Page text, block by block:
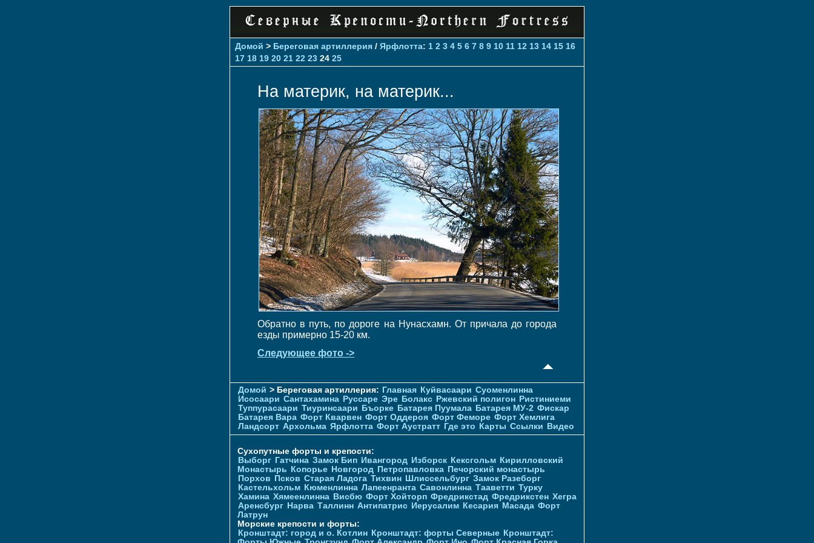
Домой > Береговая артиллерия / Ярфлотта: 1 2 3 4 5 6 7 8 9 10 11 12 13 14 15 16
17 18 19 20 21 22 23 24 25
На материк, на материк...
Обратно в путь, по дороге на Нунасхамн. От причала до города
езды примерно 15-20 км.
Следующее фото ->
Домой > Береговая артиллерия: Главная Куйвасаари Суоменлиннa
Исосаари Сантахамина Руссаре Эре Болакс Ржевский полигон Ристиниеми
Туппурасаари Тиуринсаари Бъорке Батарея Пуумала Батарея МУ-2 Фискар
Батарея Вара Форт Кварвен Форт Оддероя Форт Феморе Форт Хемлига
Ландсорт Архольма Ярфлотта Форт Аустратт Где это Карты Ссылки Видео
Сухопутные форты и крепости:
Выборг Гатчина Замок Бип Ивангород Изборск Кексгольм Кирилловский
Монастырь
Копорье Новгород Петропавловка Печорcкий монастырь
Порхов
Псков Старая Ладога Тихвин Шлиссельбург Замок Разеборг
Кастельхольм Кюменлинна Лапеенранта Савонлинна Тааветти Турку
Хамина Хямеенлинна Висбю Форт Хойторп Фредрикстад Фредрикстен Хегра
Аренсбург Нарва Таллинн Антипатрис Иерусалим Кесария Масада Форт
Латрун
Морские крепости и форты:
Кронштадт: город и о. Котлин Кронштадт: форты Северные Кронштадт: